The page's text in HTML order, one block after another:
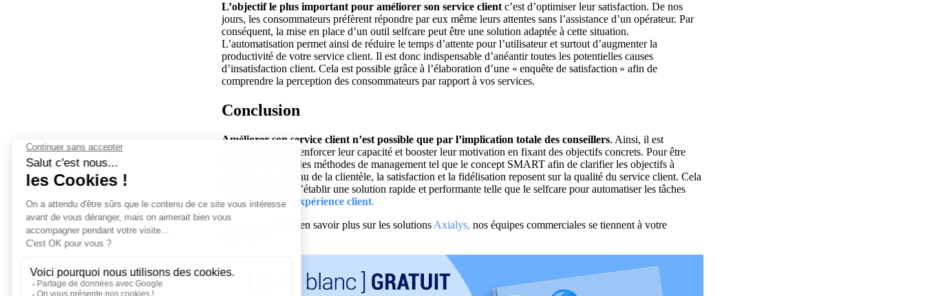
L’objectif le plus important pour améliorer son service client c’est d’optimiser leur satisfaction. De nos
jours, les consommateurs préfèrent répondre par eux même leurs attentes sans l’assistance d’un opérateur. Par
conséquent, la mise en place d’un outil selfcare peut être une solution adaptée à cette situation.
L’automatisation permet ainsi de réduire le temps d’attente pour l’utilisateur et surtout d’augmenter la
productivité de votre service client. Il est donc indispensable d’anéantir toutes les potentielles causes
d’insatisfaction client. Cela est possible grâce à l’élaboration d’une « enquête de satisfaction » afin de
comprendre la perception des consommateurs par rapport à vos services.
Conclusion
Améliorer son service client n’est possible que par l’implication totale des conseillers. Ainsi, il est
indispensable de renforcer leur capacité et booster leur motivation en fixant des objectifs concrets. Pour être
efficace, il existe des méthodes de management tel que le concept SMART afin de clarifier les objectifs à
atteindre. Au niveau de la clientèle, la satisfaction et la fidélisation reposent sur la qualité du service client. Cela
explique l’utilité d’établir une solution rapide et performante telle que le selfcare pour automatiser les tâches
courantes dans l’
expérience client.
Si vous souhaitez en savoir plus sur les solutions Axialys, nos équipes commerciales se tiennent à votre